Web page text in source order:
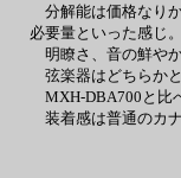
分解能は価格なり
必要量といった感じ
明瞭さ、音の鮮や
弦楽器はどちらか
MXH-DBA700と比
装着感は普通のカナ